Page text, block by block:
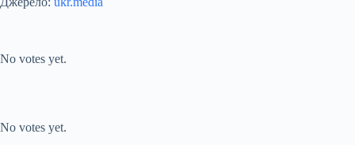
No votes yet.
No votes yet.